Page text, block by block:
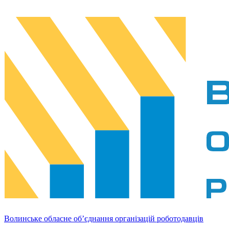
Волинське обласне об’єднання організацій роботодавців